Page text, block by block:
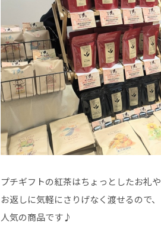
プチギフトの紅茶はちょっとしたお礼や
お返しに気軽にさりげなく渡せるので、
人気の商品です♪